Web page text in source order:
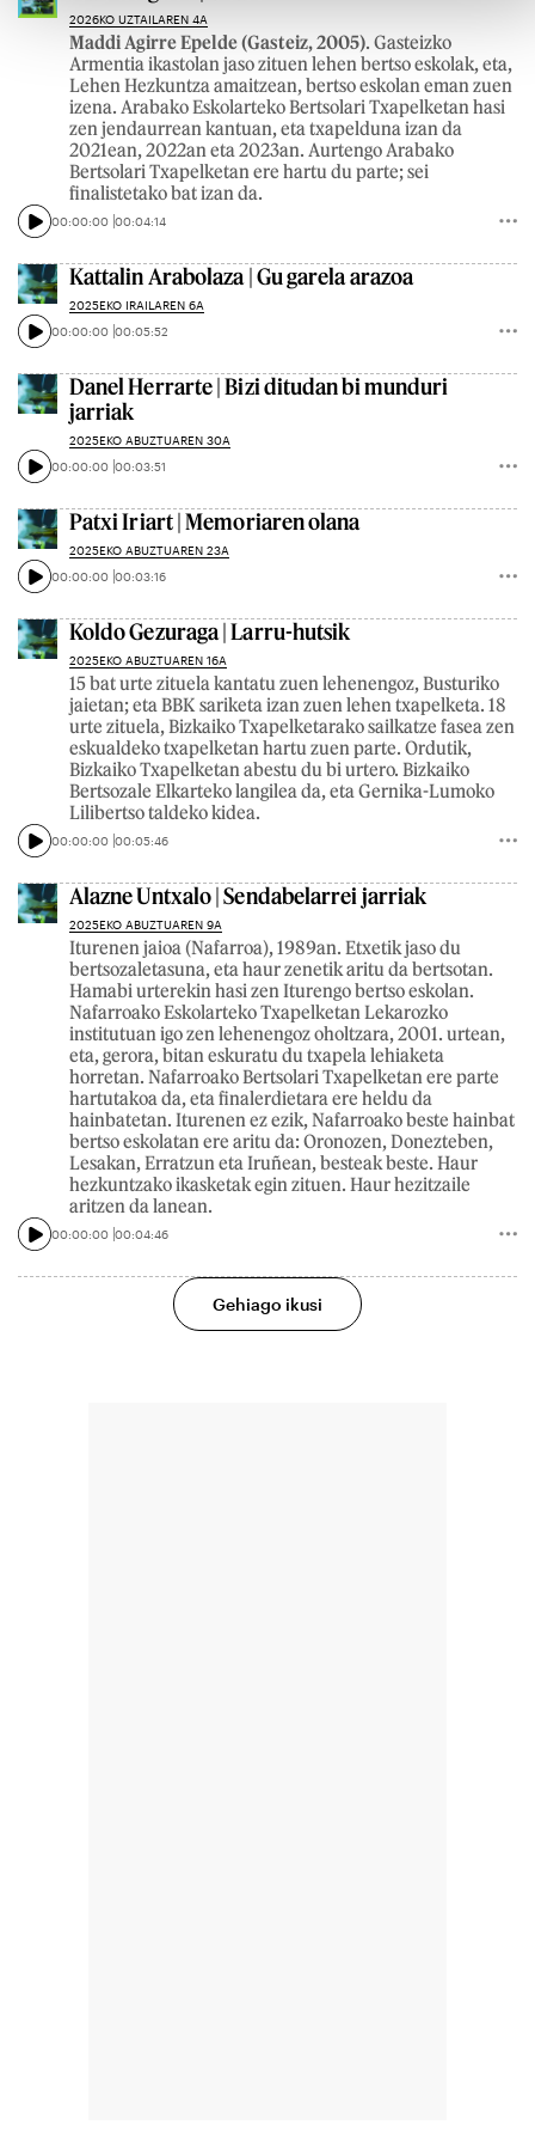
2026KO UZTAILAREN 4A
Maddi Agirre Epelde (Gasteiz, 2005). Gasteizko
Armentia ikastolan jaso zituen lehen bertso eskolak, eta,
Lehen Hezkuntza amaitzean, bertso eskolan eman zuen
izena. Arabako Eskolarteko Bertsolari Txapelketan hasi
zen jendaurrean kantuan, eta txapelduna izan da
2021ean, 2022an eta 2023an. Aurtengo Arabako
Bertsolari Txapelketan ere hartu du parte; sei
finalistetako bat izan da.
00:00:00 00:04:14
Kattalin Arabolaza | Gu garela arazoa
2025EKO IRAILAREN 6A
00:00:00 00:05:52
Danel Herrarte | Bizi ditudan bi munduri
jarriak
2025EKO ABUZTUAREN 30A
00:00:00 00:03:51
Patxi Iriart | Memoriaren olana
2025EKO ABUZTUAREN 23A
00:00:00 00:03:16
Koldo Gezuraga | Larru-hutsik
2025EKO ABUZTUAREN 16A
15 bat urte zituela kantatu zuen lehenengoz, Busturiko
jaietan; eta BBK sariketa izan zuen lehen txapelketa. 18
urte zituela, Bizkaiko Txapelketarako sailkatze fasea zen
eskualdeko txapelketan hartu zuen parte. Ordutik,
Bizkaiko Txapelketan abestu du bi urtero. Bizkaiko
Bertsozale Elkarteko langilea da, eta Gernika-Lumoko
Lilibertso taldeko kidea.
00:00:00 00:05:46
Alazne Untxalo | Sendabelarrei jarriak
2025EKO ABUZTUAREN 9A
Iturenen jaioa (Nafarroa), 1989an. Etxetik jaso du
bertsozaletasuna, eta haur zenetik aritu da bertsotan.
Hamabi urterekin hasi zen Iturengo bertso eskolan.
Nafarroako Eskolarteko Txapelketan Lekarozko
institutuan igo zen lehenengoz oholtzara, 2001. urtean,
eta, gerora, bitan eskuratu du txapela lehiaketa
horretan. Nafarroako Bertsolari Txapelketan ere parte
hartutakoa da, eta finalerdietara ere heldu da
hainbatetan. Iturenen ez ezik, Nafarroako beste hainbat
bertso eskolatan ere aritu da: Oronozen, Donezteben,
Lesakan, Erratzun eta Iruñean, besteak beste. Haur
hezkuntzako ikasketak egin zituen. Haur hezitzaile
aritzen da lanean.
00:00:00 00:04:46
Gehiago ikusi